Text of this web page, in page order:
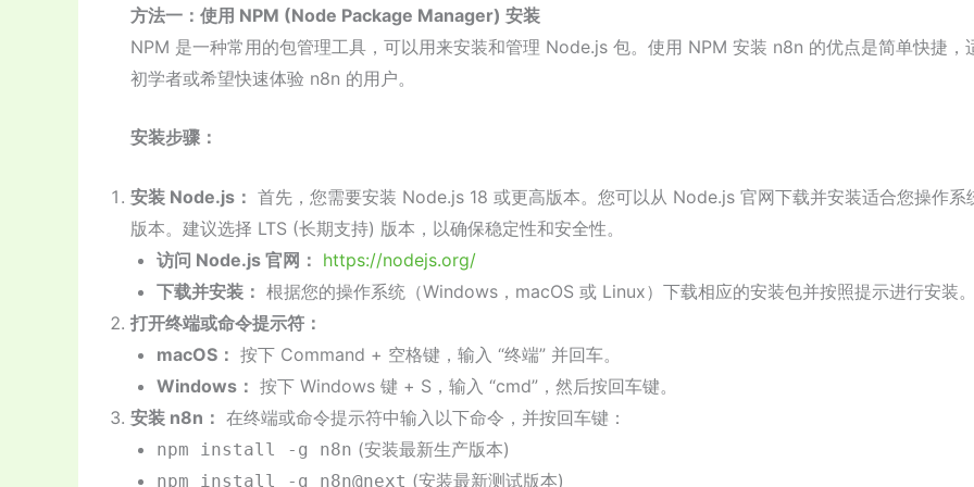
方法一：使用 NPM (Node Package Manager) 安装
NPM 是一种常用的包管理工具，可以用来安装和管理 Node.js 包。使用 NPM 安装 n8n 的优点是简单快捷，
初学者或希望快速体验 n8n 的用户。
安装步骤：
安装 Node.js： 首先，您需要安装 Node.js 18 或更高版本。您可以从 Node.js 官网下载并安装适合您操作系
版本。建议选择 LTS (长期支持) 版本，以确保稳定性和安全性。
访问 Node.js 官网： https://nodejs.org/
下载并安装： 根据您的操作系统（Windows，macOS 或 Linux）下载相应的安装包并按照提示进行安装。
打开终端或命令提示符：
macOS： 按下 Command + 空格键，输入 “终端” 并回车。
Windows： 按下 Windows 键 + S，输入 “cmd”，然后按回车键。
安装 n8n： 在终端或命令提示符中输入以下命令，并按回车键：
npm install -g n8n (安装最新生产版本)
npm install -g n8n@next (安装最新测试版本)